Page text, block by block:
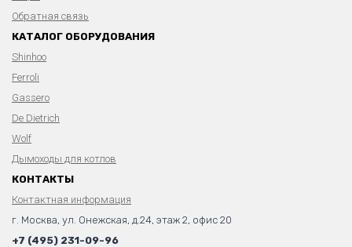
Обратная связь
КАТАЛОГ ОБОРУДОВАНИЯ
Shinhoo
Ferroli
Gassero
De Dietrich
Wolf
Дымоходы для котлов
КОНТАКТЫ
Контактная информация
г. Москва, ул. Онежская, д.24, этаж 2, офис 20
+7 (495) 231-09-96